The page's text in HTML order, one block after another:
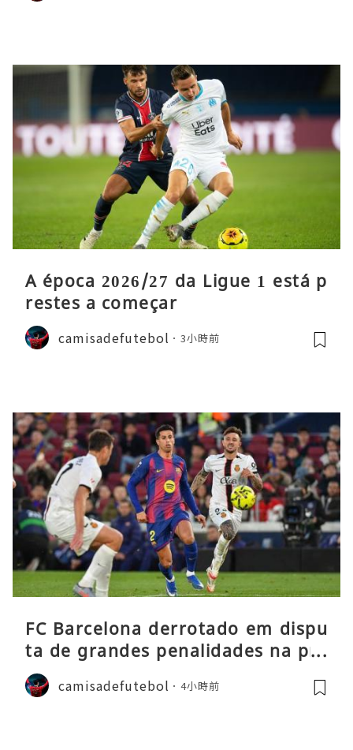
A época 2026/27 da Ligue 1 está p
restes a começar
camisadefutebol 3小時前
FC Barcelona derrotado em dispu
ta de grandes penalidades na pré
-época
camisadefutebol 4小時前